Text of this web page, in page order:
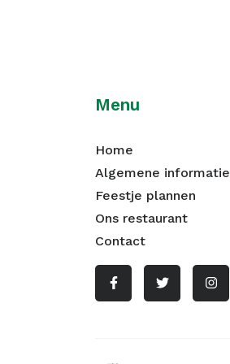
Menu
Home
Algemene informatie
Feestje plannen
Ons restaurant
Contact